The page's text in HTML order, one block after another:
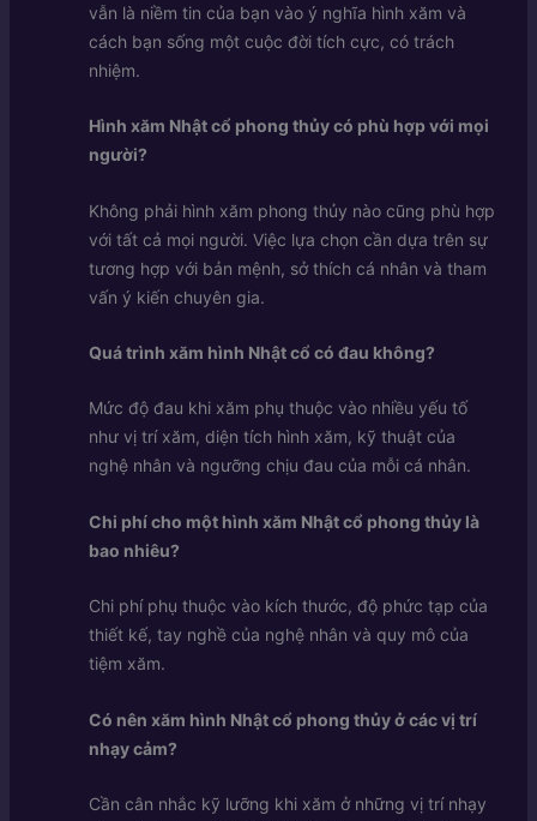
vẫn là niềm tin của bạn vào ý nghĩa hình xăm và
cách bạn sống một cuộc đời tích cực, có trách
nhiệm.
Hình xăm Nhật cổ phong thủy có phù hợp với mọi
người?
Không phải hình xăm phong thủy nào cũng phù hợp
với tất cả mọi người. Việc lựa chọn cần dựa trên sự
tương hợp với bản mệnh, sở thích cá nhân và tham
vấn ý kiến chuyên gia.
Quá trình xăm hình Nhật cổ có đau không?
Mức độ đau khi xăm phụ thuộc vào nhiều yếu tố
như vị trí xăm, diện tích hình xăm, kỹ thuật của
nghệ nhân và ngưỡng chịu đau của mỗi cá nhân.
Chi phí cho một hình xăm Nhật cổ phong thủy là
bao nhiêu?
Chi phí phụ thuộc vào kích thước, độ phức tạp của
thiết kế, tay nghề của nghệ nhân và quy mô của
tiệm xăm.
Có nên xăm hình Nhật cổ phong thủy ở các vị trí
nhạy cảm?
Cần cân nhắc kỹ lưỡng khi xăm ở những vị trí nhạy